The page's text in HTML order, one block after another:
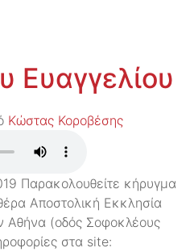
Ευαγγελίου
Κώστας Κοροβέσης
Παρακολουθείτε κήρυγμα
Αποστολική Εκκλησία
Αθήνα (οδός Σοφοκλέους
στα site: